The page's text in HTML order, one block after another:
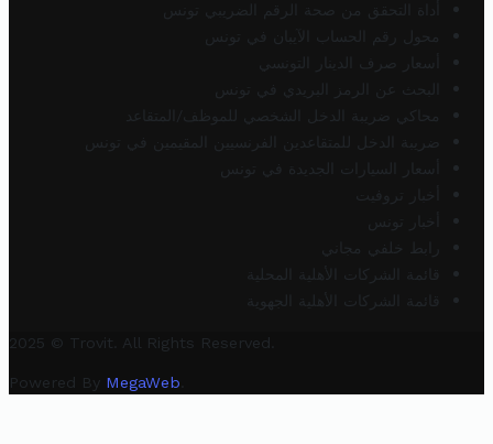
أداة التحقق من صحة الرقم الضريبي تونس
محول رقم الحساب الآيبان في تونس
أسعار صرف الدينار التونسي
البحث عن الرمز البريدي في تونس
محاكي ضريبة الدخل الشخصي للموظف/المتقاعد
ضريبة الدخل للمتقاعدين الفرنسيين المقيمين في تونس
أسعار السيارات الجديدة في تونس
أخبار تروفيت
أخبار تونس
رابط خلفي مجاني
قائمة الشركات الأهلية المحلية
قائمة الشركات الأهلية الجهوية
2025 © Trovit. All Rights Reserved.
Powered By MegaWeb